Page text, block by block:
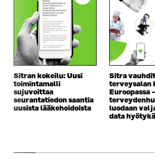
Sitran kokeilu: Uusi
toimintamalli
sujuvoittaa
seurantatiedon saantia
uusista lääkehoidoista
Sitra
terveysalan
Euroopassa
luodaan
data